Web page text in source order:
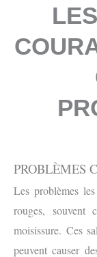
PROBLÈMES
Les problèmes
rouges, souvent
moisissure. Ces
peuvent causer